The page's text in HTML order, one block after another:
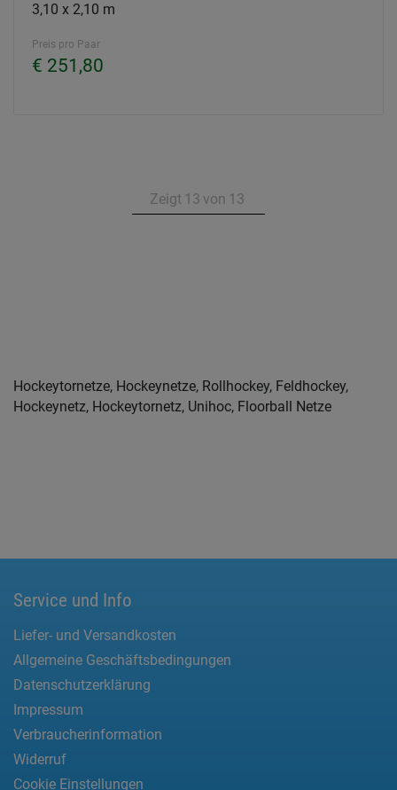
3,10 x 2,10 m
Preis pro Paar
€ 251,80
Zeigt 13 von 13
Hockeytornetze, Hockeynetze, Rollhockey, Feldhockey,
Hockeynetz, Hockeytornetz, Unihoc, Floorball Netze
Service und Info
Liefer- und Versandkosten
Allgemeine Geschäftsbedingungen
Datenschutzerklärung
Impressum
Verbraucherinformation
Widerruf
Cookie Einstellungen